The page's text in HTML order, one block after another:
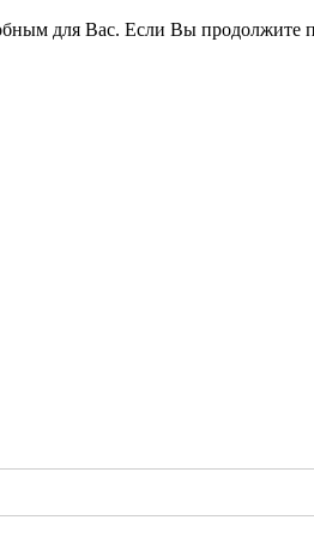
для Вас. Если Вы продолжите